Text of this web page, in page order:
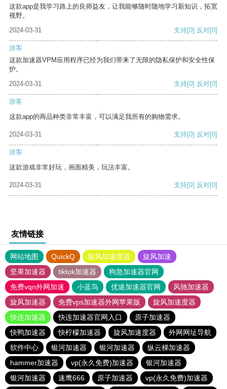
这款app是我学习路上的良师益友，让我能够随时随地学习新知识，拓宽
视野。
2024-03-31
支持[0] 反对[0]
游客
这款加速器VPM应用程序已经为我们带来了无限的隐私保护和安全性保
护。
2024-03-31
支持[0] 反对[0]
游客
这款app的商品种类非常丰富，可以满足我所有的购物需求。
2024-03-31 支持[0] 反对[0]
游客
这款游戏非常好玩，画面精美，玩法丰富。
2024-03-31 支持[0] 反对[0]
友情链接
网站地图 QuickQ 旋风加速度器
旋风加速
坚果加速器
tiktok加速器
狗急加速器官网
免费vqn外网加速
小蓝鸟 优途加速器官网
风驰加速器
旋风加速器
免费vps加速器外网苹果版
旋风加速度器
快连加速器
快连加速器官网入口
原子加速器
快鸭加速器
快柠檬加速器 旋风加速度器
外网网址导航
软件中心
银河加速器 银河加速器
纵云梯加速器
hammer加速器
vp(永久免费)加速器
银河加速器
银河加速器
速鹰666 原子加速器 vp(永久免费)加速器